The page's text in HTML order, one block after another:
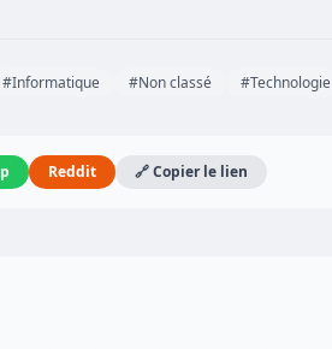
#Informatique #Non classé #Technologie
Reddit 🔗 Copier le lien